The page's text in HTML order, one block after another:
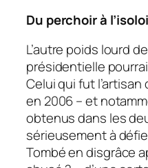
Du perchoir à
L’autre poids lourd
présidentielle
Celui qui fut l’artisan
en 2006 – et
obtenus dans les
sérieusement à
Tombé en disgrâce